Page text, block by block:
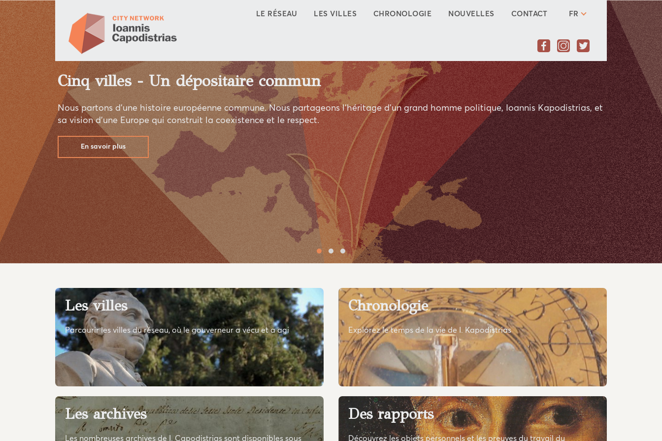
FR
LE RÉSEAU LES VILLES CHRONOLOGIE NOUVELLES CONTACT
d'un grand homme politique, Ioannis Kapodistrias, et
Un patrimoine commun, un avenir
Ioannis Capodistrias a été l’une des personnalités politiques les plus
vie et de son travail peut en même temps mettre en évidence les
unissent sur les plans culturel, économique et social.
En savoir plus
Les villes
Parcourir les villes du réseau, où le gouverneur a vécu et a agi
Chronologie
Explorez le temps de la vie de I. Kapodistrias
Les archives
Les nombreuses archives de I. Capodistrias sont disponibles sous
Des rapports
Découvrez les objets personnels et les preuves du travail du